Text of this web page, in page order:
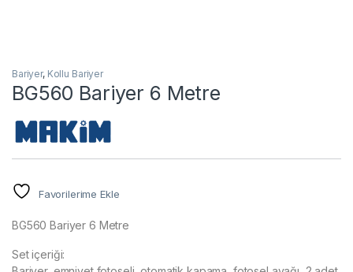
Bariyer, Kollu Bariyer
BG560 Bariyer 6 Metre
Favorilerime Ekle
BG560 Bariyer 6 Metre
Set içeriği: